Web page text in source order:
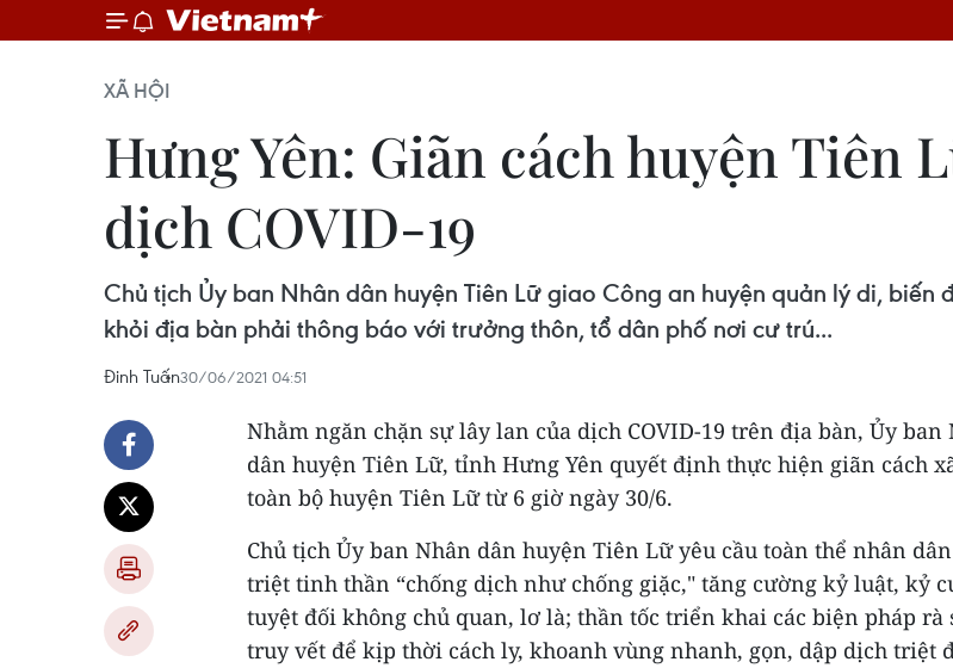
XÃ HỘI
Hưng Yên: Giãn cách huyện Tiên
dịch COVID-19
Chủ tịch Ủy ban Nhân dân huyện Tiên Lữ giao Công an huyện quản lý di,
khỏi địa bàn phải thông báo với trưởng thôn, tổ dân phố nơi cư trú...
Đinh Tuấn30/06/2021 04:51
Nhằm ngăn chặn sự lây lan của dịch COVID-19 trên địa bàn, Ủy ban
dân huyện Tiên Lữ, tỉnh Hưng Yên quyết định thực hiện giãn cách
toàn bộ huyện Tiên Lữ từ 6 giờ ngày 30/6.
Chủ tịch Ủy ban Nhân dân huyện Tiên Lữ yêu cầu toàn thể nhân
triệt tinh thần “chống dịch như chống giặc," tăng cường kỷ luật, kỷ
tuyệt đối không chủ quan, lơ là; thần tốc triển khai các biện pháp rà
truy vết để kịp thời cách ly, khoanh vùng nhanh, gọn, dập dịch triệt